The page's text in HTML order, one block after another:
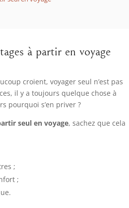
à partir en voyage
croient, voyager seul n’est pas
il y a toujours quelque chose à
pourquoi s’en priver ?
seul en voyage, sachez que cela
;
;